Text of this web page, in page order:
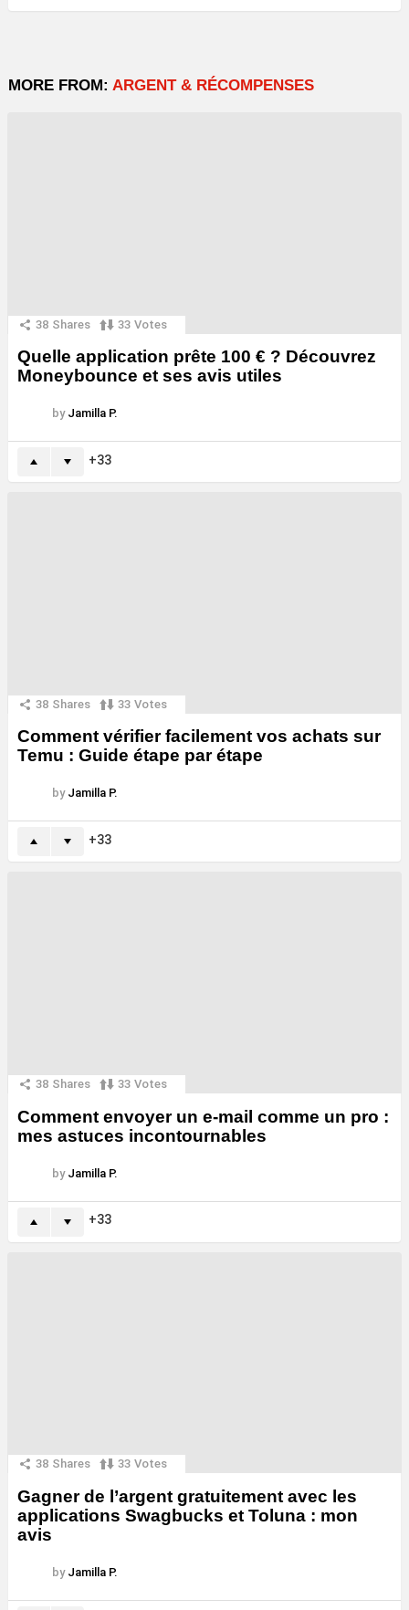
MORE FROM: ARGENT & RÉCOMPENSES
38 Shares 33 Votes
Quelle application prête 100 € ? Découvrez
Moneybounce et ses avis utiles
by Jamilla P.
33
38 Shares 33 Votes
Comment vérifier facilement vos achats sur
Temu : Guide étape par étape
by Jamilla P.
33
38 Shares 33 Votes
Comment envoyer un e-mail comme un pro :
mes astuces incontournables
by Jamilla P.
33
38 Shares 33 Votes
Gagner de l’argent gratuitement avec les
applications Swagbucks et Toluna : mon
avis
by Jamilla P.